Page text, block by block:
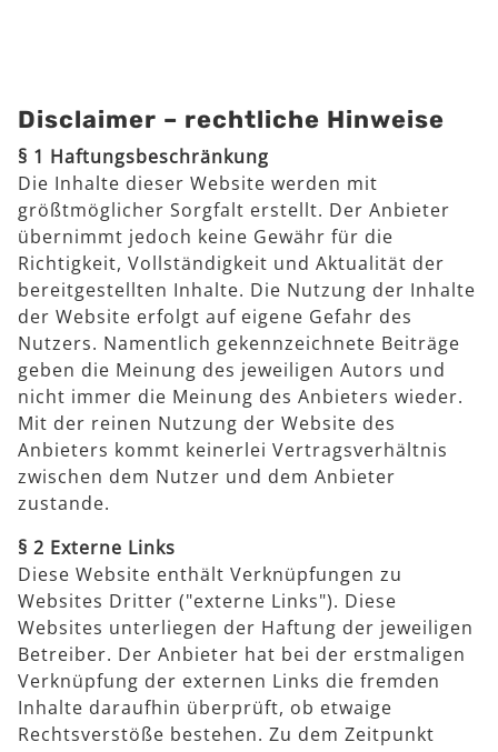
Disclaimer – rechtliche Hinweise
§ 1 Haftungsbeschränkung
Die Inhalte dieser Website werden mit
größtmöglicher Sorgfalt erstellt. Der Anbieter
übernimmt jedoch keine Gewähr für die
Richtigkeit, Vollständigkeit und Aktualität der
bereitgestellten Inhalte. Die Nutzung der Inhalte
der Website erfolgt auf eigene Gefahr des
Nutzers. Namentlich gekennzeichnete Beiträge
geben die Meinung des jeweiligen Autors und
nicht immer die Meinung des Anbieters wieder.
Mit der reinen Nutzung der Website des
Anbieters kommt keinerlei Vertragsverhältnis
zwischen dem Nutzer und dem Anbieter
zustande.
§ 2 Externe Links
Diese Website enthält Verknüpfungen zu
Websites Dritter ("externe Links"). Diese
Websites unterliegen der Haftung der jeweiligen
Betreiber. Der Anbieter hat bei der erstmaligen
Verknüpfung der externen Links die fremden
Inhalte daraufhin überprüft, ob etwaige
Rechtsverstöße bestehen. Zu dem Zeitpunkt